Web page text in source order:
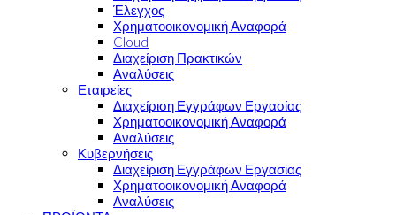
Έλεγχος
Χρηματοοικονομική Αναφορά
Cloud
Διαχείριση Πρακτικών
Αναλύσεις
Εταιρείες
Διαχείριση Εγγράφων Εργασίας
Χρηματοοικονομική Αναφορά
Αναλύσεις
Κυβερνήσεις
Διαχείριση Εγγράφων Εργασίας
Χρηματοοικονομική Αναφορά
Αναλύσεις